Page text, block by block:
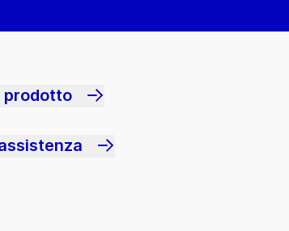
prodotto